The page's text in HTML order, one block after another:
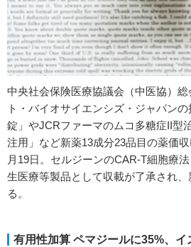
中央社会保険医療協議会（中医協）
ト・バイオサイエンシズ・ジャパン
錠」やJCRファーマのムコ多糖症II型
注用」など新薬13成分23品目の薬価
月19日。セルジーンのCAR-T細胞療
生医療等製品として収載が了承され
る。
有用性加算 ペマジールに35%、イ